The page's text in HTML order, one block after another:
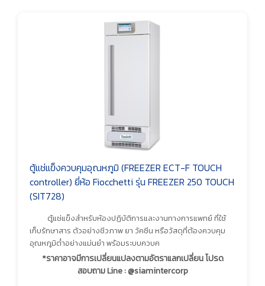
ตู้แช่แข็งควบคุมอุณหภูมิ (FREEZER ECT-F TOUCH
controller) ยี่ห้อ Fiocchetti รุ่น FREEZER 250 TOUCH
(SIT728)
ตู้แช่แข็งสำหรับห้องปฏิบัติการและงานทางการแพทย์ ที่ใช้
เก็บรักษาสาร ตัวอย่างชีวภาพ ยา วัคซีน หรือวัสดุที่ต้องควบคุม
อุณหภูมิต่ำอย่างแม่นยำ พร้อมระบบควบค
*ราคาอาจมีการเปลี่ยนแปลงตามอัตราแลกเปลี่ยน โปรด
สอบถาม Line : @siamintercorp